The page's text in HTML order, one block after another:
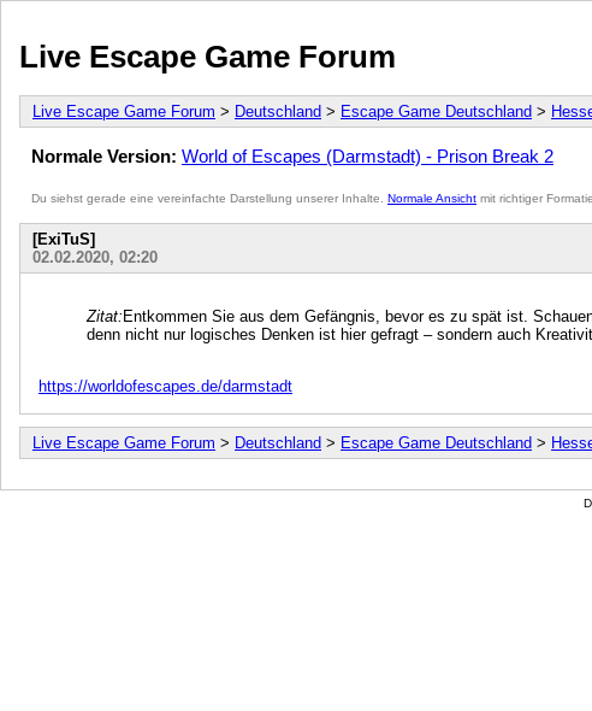
Live Escape Game Forum
Live Escape Game Forum > Deutschland > Escape Game Deutschland >
Normale Version: World of Escapes (Darmstadt) - Prison Break 2
Du siehst gerade eine vereinfachte Darstellung unserer Inhalte. Normale Ansicht mit richtiger
[ExiTuS]
02.02.2020, 02:20
Zitat: Entkommen Sie aus dem Gefängnis, bevor es zu spät ist.
denn nicht nur logisches Denken ist hier gefragt – sondern auch
https://worldofescapes.de/darmstadt
Live Escape Game Forum > Deutschland > Escape Game Deutschland >